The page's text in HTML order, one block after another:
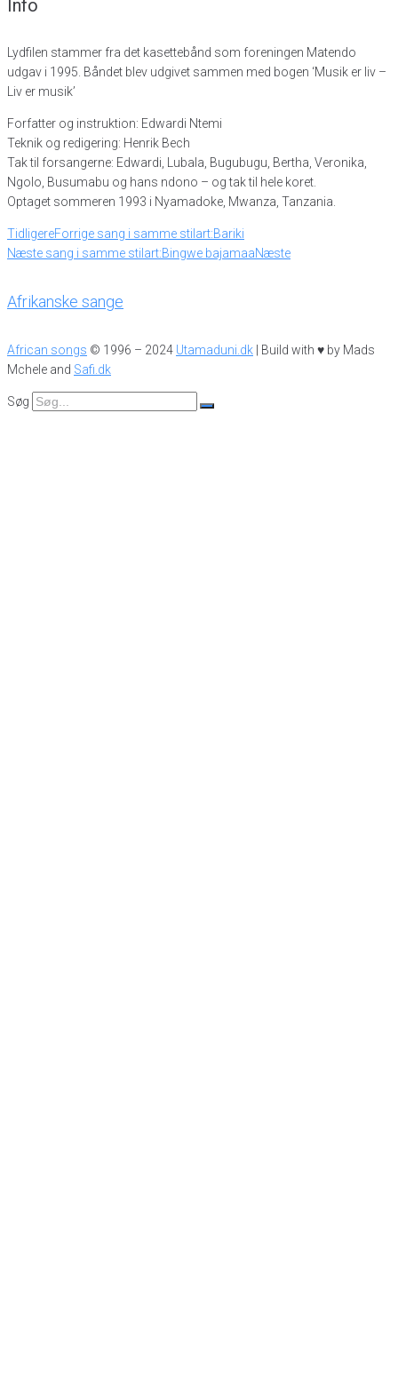
Info
Lydfilen stammer fra det kasettebånd som foreningen Matendo
udgav i 1995. Båndet blev udgivet sammen med bogen ‘Musik er liv –
Liv er musik’
Forfatter og instruktion: Edwardi Ntemi
Teknik og redigering: Henrik Bech
Tak til forsangerne: Edwardi, Lubala, Bugubugu, Bertha, Veronika,
Ngolo, Busumabu og hans ndono – og tak til hele koret.
Optaget sommeren 1993 i Nyamadoke, Mwanza, Tanzania.
TidligereForrige sang i samme stilart:Bariki
Næste sang i samme stilart:Bingwe bajamaaNæste
Afrikanske sange
African songs © 1996 – 2024 Utamaduni.dk | Build with ♥ by Mads
Mchele and Safi.dk
Søg